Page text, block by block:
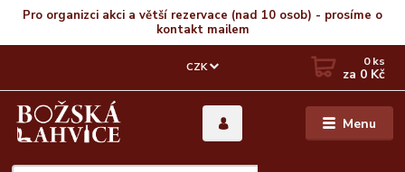
Pro organizci akci a větší rezervace (nad 10 osob) - prosíme o
kontakt mailem
Menu
CZK 0ks
za 0 Kč